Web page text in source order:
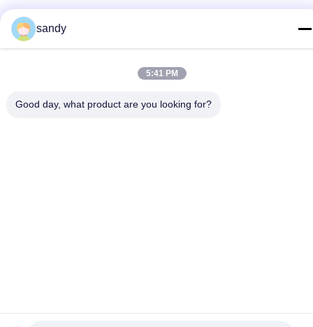
Adresse
sandy
5:41 PM
Good day, what product are you looking for?